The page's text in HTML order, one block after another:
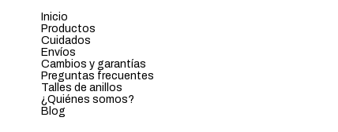
Inicio
Productos
Cuidados
Envíos
Cambios y garantías
Preguntas frecuentes
Talles de anillos
¿Quiénes somos?
Blog